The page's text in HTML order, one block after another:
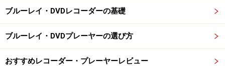
ブルーレイ・DVDレコーダーの基礎
ブルーレイ・DVDプレーヤーの選び方
おすすめレコーダー・プレーヤーレビュー